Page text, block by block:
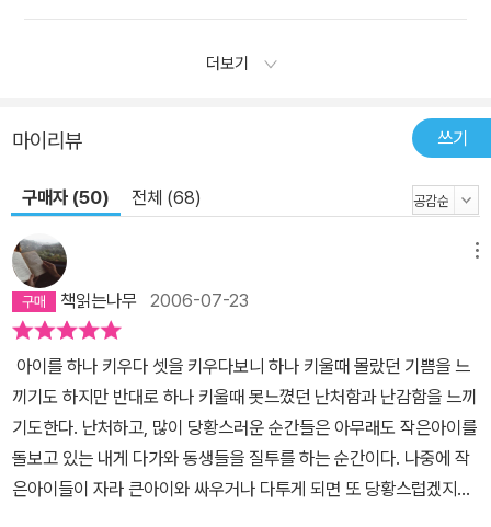
더보기
마이리뷰 쓰기
구매자 (50) 전체 (68)
책읽는나무 2006-07-23
아이를 하나 키우다 셋을 키우다보니 하나 키울때 몰랐던 기쁨을 느
끼기도 하지만 반대로 하나 키울때 못느꼈던 난처함과 난감함을 느끼
기도한다. 난처하고, 많이 당황스러운 순간들은 아무래도 작은아이를
돌보고 있는 내게 다가와 동생들을 질투를 하는 순간이다. 나중에 작
은아이들이 자라 큰아이와 싸우거나 다투게 되면 또 당황스럽겠지만